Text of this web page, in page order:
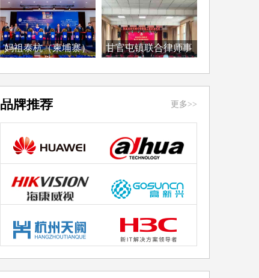
妈祖泰杭（柬埔寨）
甘官屯镇联合律师事
品牌推荐 更多>>